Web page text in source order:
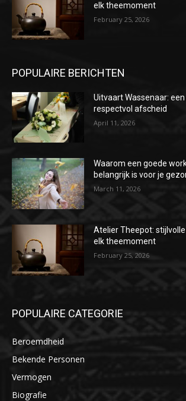
elk theemoment
February 25, 2026
POPULAIRE BERICHTEN
Uitvaart Wassenaar:
respectvol afscheid
April 11, 2026
Waarom een goede
belangrijk is voor je
March 11, 2026
Atelier Theepot:
elk theemoment
February 25, 2026
POPULAIRE CATEGORIE
Beroemdheid
Bekende Personen
Vermogen
Biografie